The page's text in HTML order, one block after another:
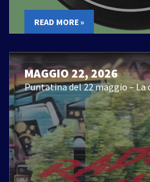
READ MORE »
MAGGIO 22, 2026
Puntatina del 22 maggio – La